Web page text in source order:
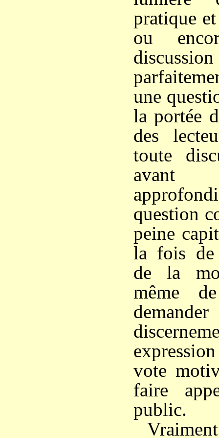
pratique
ou
une
la portée
des
toute
avant
question
peine
la fois de
de la
même
vote
faire
public.